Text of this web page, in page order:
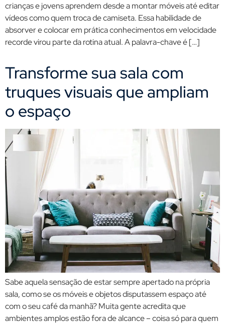
crianças e jovens aprendem desde a montar móveis até editar
vídeos como quem troca de camiseta. Essa habilidade de
absorver e colocar em prática conhecimentos em velocidade
recorde virou parte da rotina atual. A palavra-chave é […]
Transforme sua sala com
truques visuais que ampliam
o espaço
Sabe aquela sensação de estar sempre apertado na própria
sala, como se os móveis e objetos disputassem espaço até
com o seu café da manhã? Muita gente acredita que
ambientes amplos estão fora de alcance – coisa só para quem